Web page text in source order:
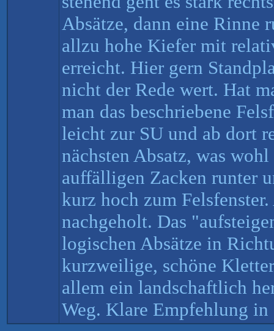
Absätze, dann eine Rinne
allzu hohe Kiefer mit
erreicht. Hier gern
nicht der Rede wert. Hat
man das beschriebene
leicht zur SU und ab dort
nächsten Absatz, was
auffälligen Zacken runter
kurz hoch zum
nachgeholt. Das
logischen Absätze in
kurzweilige, schöne
allem ein landschaftlich
Weg. Klare Empfehlung in